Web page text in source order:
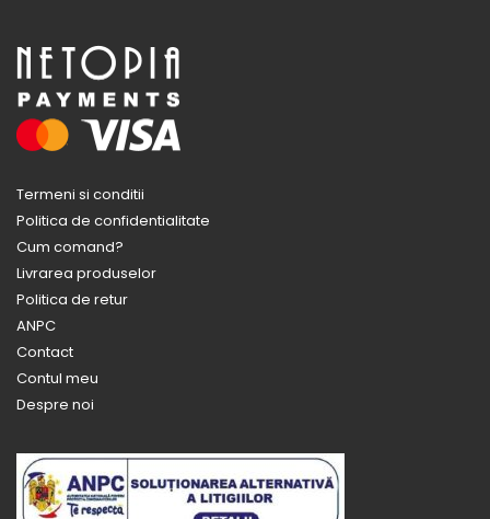
Termeni si conditii
Politica de confidentialitate
Cum comand?
Livrarea produselor
Politica de retur
ANPC
Contact
Contul meu
Despre noi